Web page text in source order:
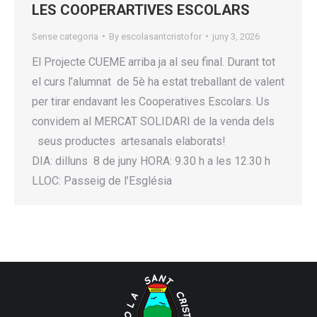
LES COOPERARTIVES ESCOLARS
Sense categoria By escolasantcristofor juny 3, 2026
El Projecte CUEME arriba ja al seu final. Durant tot
el curs l’alumnat de 5è ha estat treballant de valent
per tirar endavant les Cooperatives Escolars. Us
convidem al MERCAT SOLIDARI de la venda dels
seus productes artesanals elaborats!
DIA: dilluns 8 de juny HORA: 9.30 h a les 12.30 h
LLOC: Passeig de l’Església